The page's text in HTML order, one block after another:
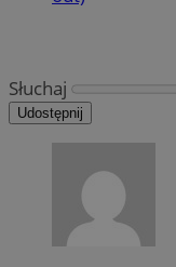
Słuchaj
Udostępnij